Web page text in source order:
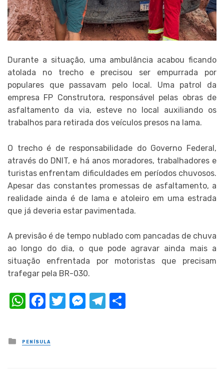
Durante a situação, uma ambulância acabou ficando
atolada no trecho e precisou ser empurrada por
populares que passavam pelo local. Uma patrol da
empresa FP Construtora, responsável pelas obras de
asfaltamento da via, esteve no local auxiliando os
trabalhos para retirada dos veículos presos na lama.
O trecho é de responsabilidade do Governo Federal,
através do DNIT, e há anos moradores, trabalhadores e
turistas enfrentam dificuldades em períodos chuvosos.
Apesar das constantes promessas de asfaltamento, a
realidade ainda é de lama e atoleiro em uma estrada
que já deveria estar pavimentada.
A previsão é de tempo nublado com pancadas de chuva
ao longo do dia, o que pode agravar ainda mais a
situação enfrentada por motoristas que precisam
trafegar pela BR-030.
WhatsApp
Facebook
Twitter
Messenger
Telegram
Posted
in
PENÍSULA